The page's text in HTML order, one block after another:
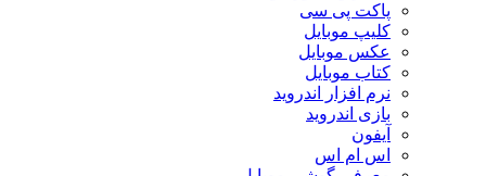
پاکت پی سی
کلیپ موبایل
عکس موبایل
کتاب موبایل
نرم افزار اندروید
بازی اندروید
آیفون
اس ام اس